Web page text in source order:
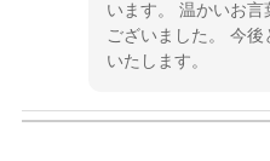
います。 温かいお言
ございました。 今
いたします。